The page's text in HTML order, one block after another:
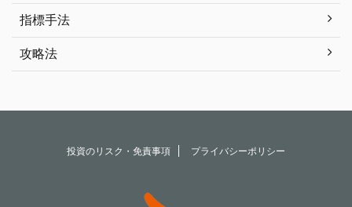
指標手法
攻略法
投資のリスク・免責事項 プライバシーポリシー